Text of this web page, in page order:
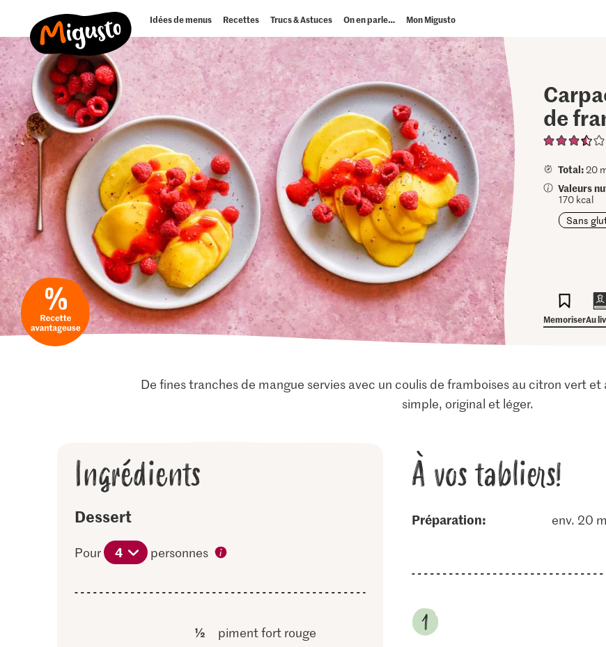
Idées de menus Recettes Trucs & Astuces On en parle… Mon Migusto
de
Total:20
Valeurs
170 kcal
Sans
MemoriserAu
De fines tranches de mangue servies avec un coulis de framboises au citron vert
simple, original et léger.
Ingrédients
Dessert
Pour 4 personnes
½ piment fort rouge
À vos tabliers!
Préparation: env. 20